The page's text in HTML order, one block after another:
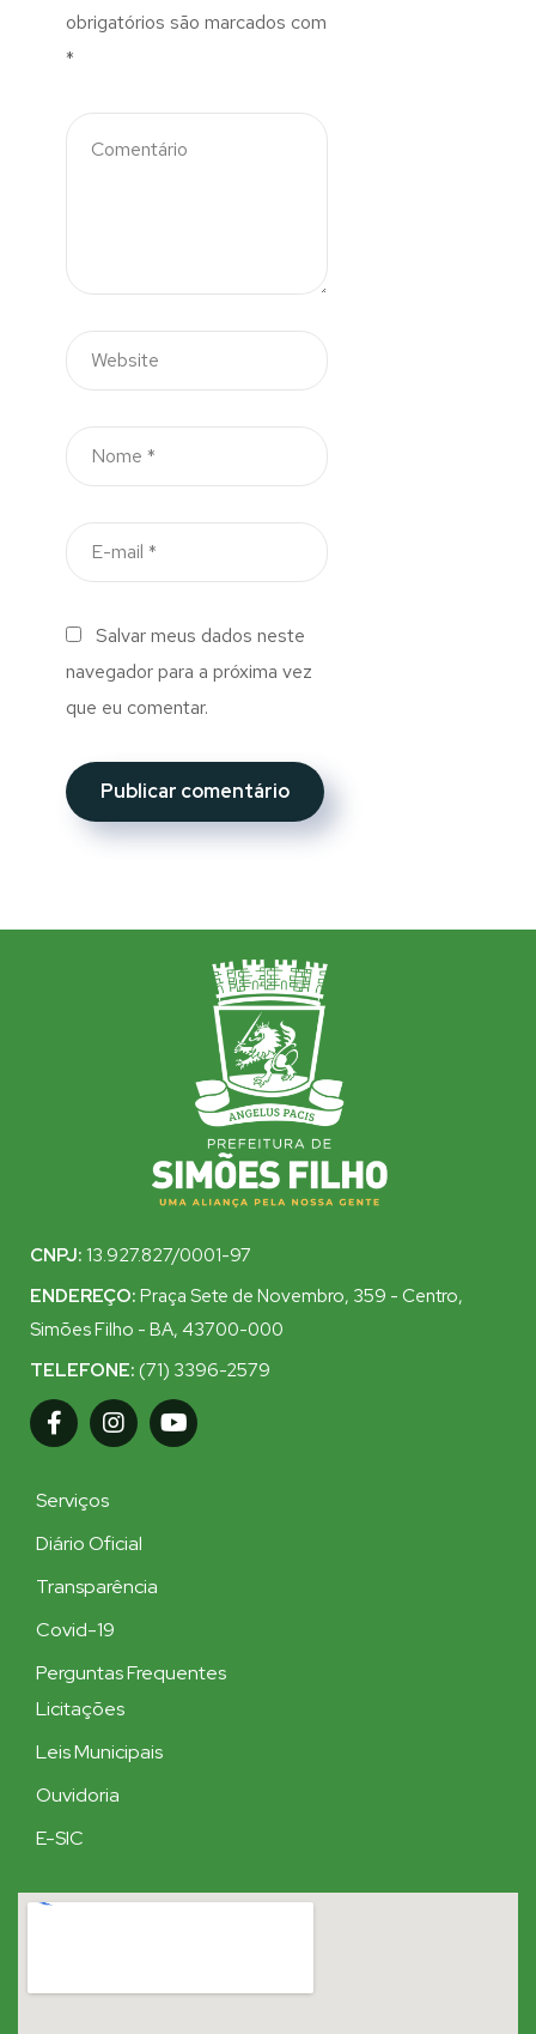
obrigatórios são marcados com
*
Salvar meus dados neste
navegador para a próxima vez
que eu comentar.
CNPJ: 13.927.827/0001-97
ENDEREÇO: Praça Sete de Novembro, 359 - Centro,
Simões Filho - BA, 43700-000
TELEFONE: (71) 3396-2579
Serviços
Diário Oficial
Transparência
Covid-19
Perguntas Frequentes
Licitações
Leis Municipais
Ouvidoria
E-SIC